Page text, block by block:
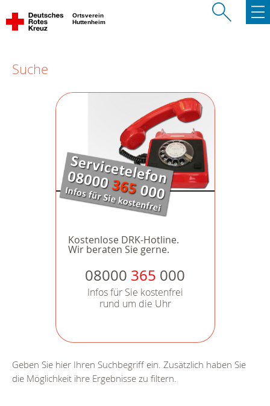
Ortsverein
Huttenheim
Suche
Kostenlose DRK-Hotline.
Wir beraten Sie gerne.
08000 365 000
Infos für Sie kostenfrei
rund um die Uhr
Geben Sie hier Ihren Suchbegriff ein. Zusätzlich haben Sie
die Möglichkeit ihre Ergebnisse zu filtern.